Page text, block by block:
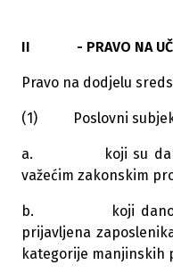
II - PRAVO NA
Pravo na dodjelu
(1) Poslovni
a. koji su danom
važećim zakonskim
b. koji danom
prijavljena
kategorije manjinskih